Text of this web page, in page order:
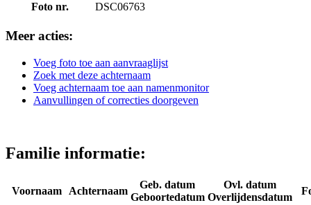
Foto nr.
DSC06763
Meer acties:
Voeg foto toe aan aanvraaglijst
Zoek met deze achternaam
Voeg achternaam toe aan namenmonitor
Aanvullingen of correcties doorgeven
Familie informatie:
Voornaam Achternaam
Geb. datum
Geboortedatum
Ovl. datum
Overlijdensdatum